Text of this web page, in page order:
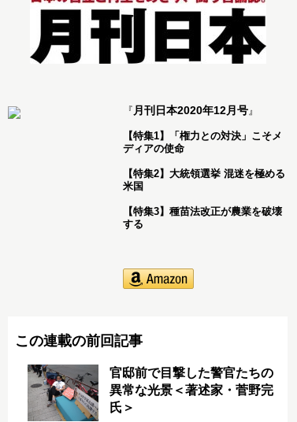
『 月刊日本2020年12月号 』
【特集1】「権力との対決」こそメ
ディアの使命
【特集2】大統領選挙 混迷を極める
米国
【特集3】種苗法改正が農業を破壊
する
この連載の前回記事
官邸前で目撃した警官たちの
異常な光景＜著述家・菅野完
氏＞